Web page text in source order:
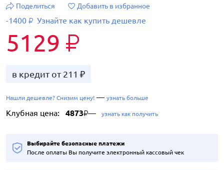
Поделиться
Добавить в избранное
-1400 ₽ Узнайте как купить дешевле
5129 ₽
в кредит от 211 ₽
Нашли дешевле? Снизим цену! — узнать больше
Клубная цена: 4873₽— узнать как получить
Выбирайте безопасные платежи
После оплаты Вы получите электронный кассовый чек